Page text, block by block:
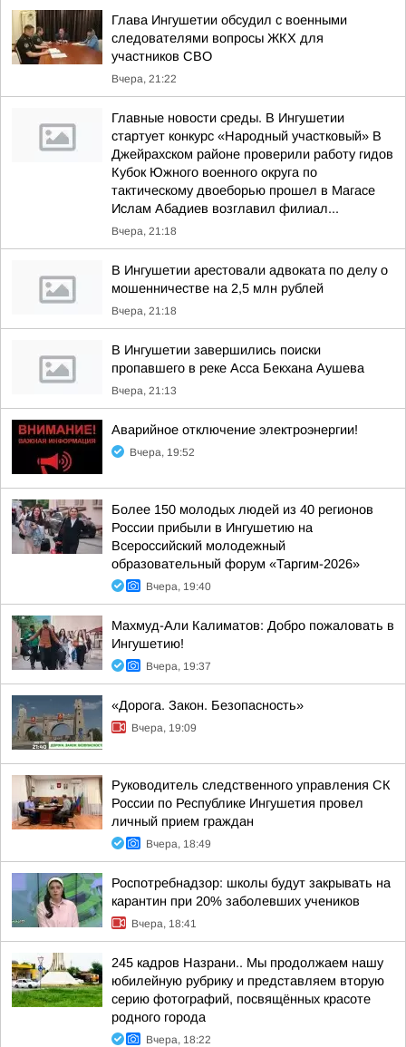
Глава Ингушетии обсудил с военными
следователями вопросы ЖКХ для
участников СВО
Вчера, 21:22
Главные новости среды. В Ингушетии
стартует конкурс «Народный участковый» В
Джейрахском районе проверили работу гидов
Кубок Южного военного округа по
тактическому двоеборью прошел в Магасе
Ислам Абадиев возглавил филиал...
Вчера, 21:18
В Ингушетии арестовали адвоката по делу о
мошенничестве на 2,5 млн рублей
Вчера, 21:18
В Ингушетии завершились поиски
пропавшего в реке Асса Бекхана Аушева
Вчера, 21:13
Аварийное отключение электроэнергии!
Вчера, 19:52
Более 150 молодых людей из 40 регионов
России прибыли в Ингушетию на
Всероссийский молодежный
образовательный форум «Таргим-2026»
Вчера, 19:40
Махмуд-Али Калиматов: Добро пожаловать в
Ингушетию!
Вчера, 19:37
«Дорога. Закон. Безопасность»
Вчера, 19:09
Руководитель следственного управления СК
России по Республике Ингушетия провел
личный прием граждан
Вчера, 18:49
Роспотребнадзор: школы будут закрывать на
карантин при 20% заболевших учеников
Вчера, 18:41
245 кадров Назрани.. Мы продолжаем нашу
юбилейную рубрику и представляем вторую
серию фотографий, посвящённых красоте
родного города
Вчера, 18:22